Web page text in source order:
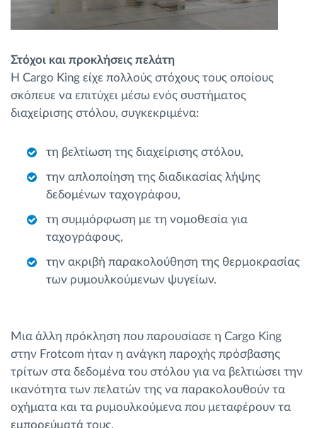
Στόχοι και προκλήσεις πελάτη
Η Cargo King είχε πολλούς στόχους τους οποίους
σκόπευε να επιτύχει μέσω ενός συστήματος
διαχείρισης στόλου, συγκεκριμένα:
τη βελτίωση της διαχείρισης στόλου,
την απλοποίηση της διαδικασίας λήψης
δεδομένων ταχογράφου,
τη συμμόρφωση με τη νομοθεσία για
ταχογράφους,
την ακριβή παρακολούθηση της θερμοκρασίας
των ρυμουλκούμενων ψυγείων.
Μια άλλη πρόκληση που παρουσίασε η Cargo King
στην Frotcom ήταν η ανάγκη παροχής πρόσβασης
τρίτων στα δεδομένα του στόλου για να βελτιώσει την
ικανότητα των πελατών της να παρακολουθούν τα
οχήματα και τα ρυμουλκούμενα που μεταφέρουν τα
εμπορεύματά τους.